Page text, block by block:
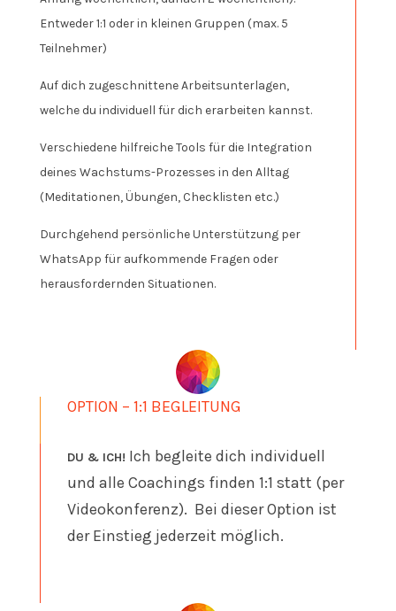
Entweder 1:1 oder in kleinen Gruppen (max. 5
Teilnehmer)
Auf dich zugeschnittene Arbeitsunterlagen,
welche du individuell für dich erarbeiten kannst.
Verschiedene hilfreiche Tools für die Integration
deines Wachstums-Prozesses in den Alltag
(Meditationen, Übungen, Checklisten etc.)
Durchgehend persönliche Unterstützung per
WhatsApp für aufkommende Fragen oder
herausfordernden Situationen.
OPTION – 1:1 BEGLEITUNG
DU & ICH! Ich begleite dich individuell
und alle Coachings finden 1:1 statt (per
Videokonferenz). Bei dieser Option ist
der Einstieg jederzeit möglich.